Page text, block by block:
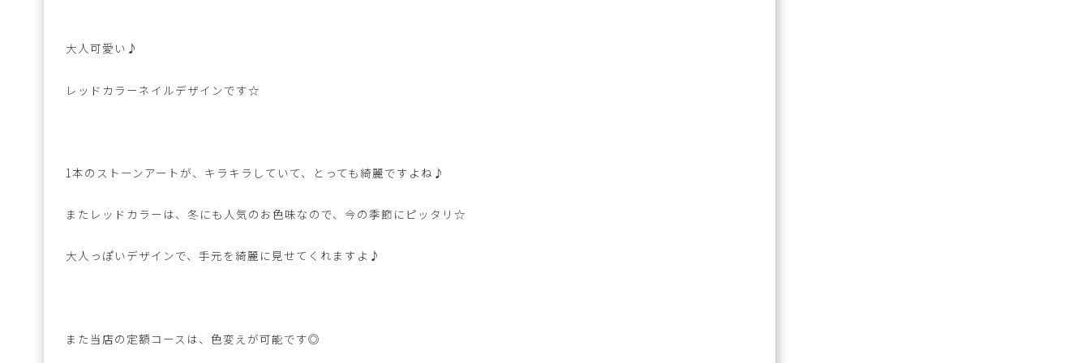
大人可愛い♪
レッドカラーネイルデザインです☆
1本のストーンアートが、キラキラしていて、とっても綺麗ですよね♪
またレッドカラーは、冬にも人気のお色味なので、今の季節にピッタリ☆
大人っぽいデザインで、手元を綺麗に見せてくれますよ♪
また当店の定額コースは、色変えが可能です◎